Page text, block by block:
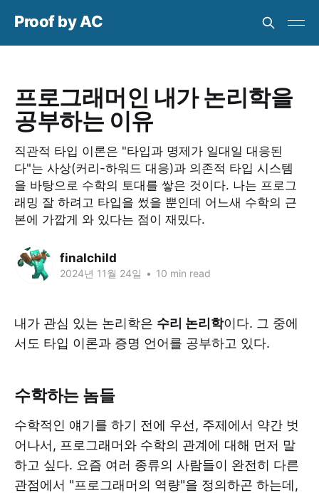
Proof by AC
프로그래머인 내가 논리학을
공부하는 이유
직관적 타입 이론은 "타입과 명제가 일대일 대응된
다"는 사상(커리-하워드 대응)과 의존적 타입 시스템
을 바탕으로 수학의 토대를 쌓은 것이다. 나는 프로그
래밍 잘 하려고 타입을 썼을 뿐인데 어느새 수학의 근
본에 가깝게 와 있다는 점이 재밌다.
finalchild
2024년 11월 24일 • 10 min read
내가 관심 있는 논리학은 수리 논리학이다. 그 중에
서도 타입 이론과 증명 언어를 공부하고 있다.
수학하는 놈들
수학적인 얘기를 하기 전에 우선, 주제에서 약간 벗
어나서, 프로그래머와 수학의 관계에 대해 먼저 말
하고 싶다. 요즘 여러 종류의 사람들이 완전히 다른
관점에서 "프로그래머의 역량"을 정의하곤 하는데,